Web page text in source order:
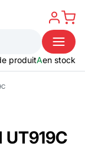
produitAen stock
UT919C